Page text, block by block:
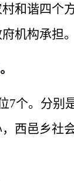
和谐四个
机构承担。
7个。分别
西邑乡社